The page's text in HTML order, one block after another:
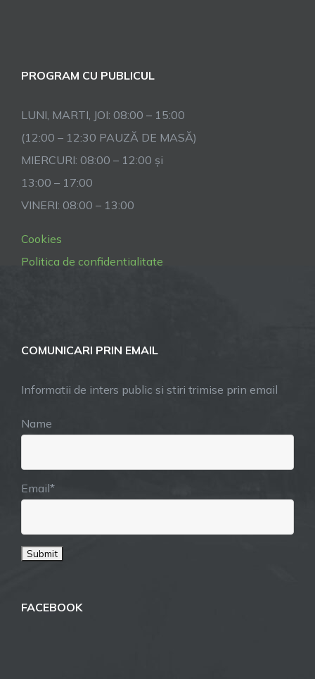
PROGRAM CU PUBLICUL
LUNI, MARTI, JOI: 08:00 – 15:00
(12:00 – 12:30 PAUZĂ DE MASĂ)
MIERCURI: 08:00 – 12:00 și
13:00 – 17:00
VINERI: 08:00 – 13:00
Cookies
Politica de confidentialitate
COMUNICARI PRIN EMAIL
Informatii de inters public si stiri trimise prin email
Name
Email*
FACEBOOK